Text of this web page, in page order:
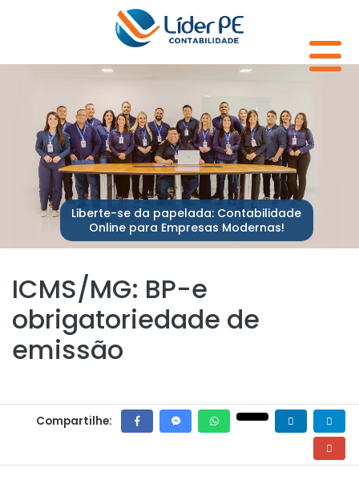
Liberte-se da papelada: Contabilidade
Online para Empresas Modernas!
ICMS/MG: BP-e
obrigatoriedade de
emissão
Compartilhe: